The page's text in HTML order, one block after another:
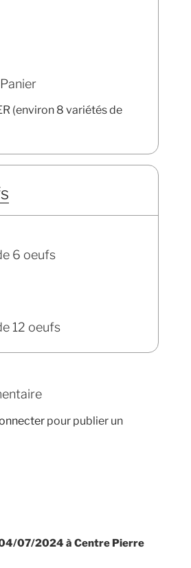
(environ 8 variétés de
6 oeufs
12 oeufs
pour publier un
07/2024 à Centre Pierre